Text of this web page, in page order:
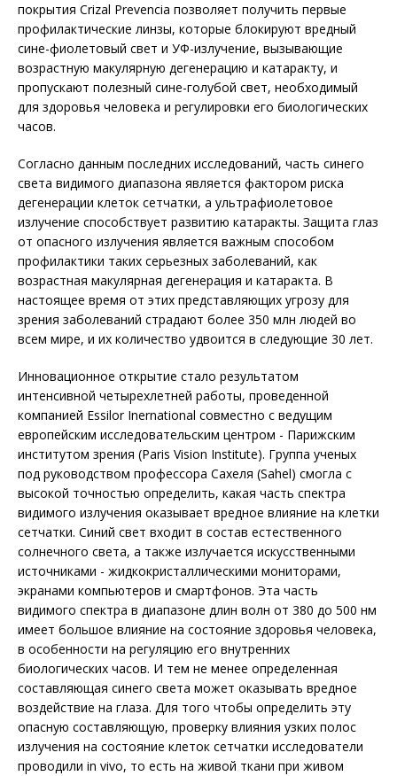
покрытия Crizal Prevencia позволяет получить первые
профилактические линзы, которые блокируют вредный
сине-фиолетовый свет и УФ-излучение, вызывающие
возрастную макулярную дегенерацию и катаракту, и
пропускают полезный сине-голубой свет, необходимый
для здоровья человека и регулировки его биологических
часов.
Согласно данным последних исследований, часть синего
света видимого диапазона является фактором риска
дегенерации клеток сетчатки, а ультрафиолетовое
излучение способствует развитию катаракты. Защита глаз
от опасного излучения является важным способом
профилактики таких серьезных заболеваний, как
возрастная макулярная дегенерация и катаракта. В
настоящее время от этих представляющих угрозу для
зрения заболеваний страдают более 350 млн людей во
всем мире, и их количество удвоится в следующие 30 лет.
Инновационное открытие стало результатом
интенсивной четырехлетней работы, проведенной
компанией Essilor Inernational совместно с ведущим
европейским исследовательским центром - Парижским
институтом зрения (Paris Vision Institute). Группа ученых
под руководством профессора Сахеля (Sahel) смогла с
высокой точностью определить, какая часть спектра
видимого излучения оказывает вредное влияние на клетки
сетчатки. Синий свет входит в состав естественного
солнечного света, а также излучается искусственными
источниками - жидкокристаллическими мониторами,
экранами компьютеров и смартфонов. Эта часть
видимого спектра в диапазоне длин волн от 380 до 500 нм
имеет большое влияние на состояние здоровья человека,
в особенности на регуляцию его внутренних
биологических часов. И тем не менее определенная
составляющая синего света может оказывать вредное
воздействие на глаза. Для того чтобы определить эту
опасную составляющую, проверку влияния узких полос
излучения на состояние клеток сетчатки исследователи
проводили in vivo, то есть на живой ткани при живом